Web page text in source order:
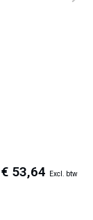
€ 53,64 Excl. btw